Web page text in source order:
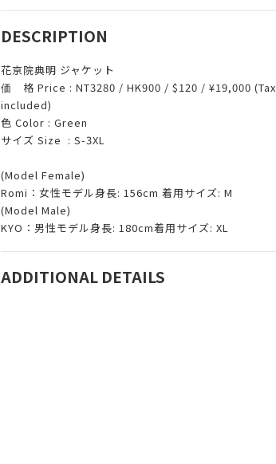
DESCRIPTION
花京院典明 ジャケット
価 格 Price : NT3280 / HK900 / $120 / ¥19,000 (Tax
included)
色 Color : Green
サイズ Size : S-3XL
(Model Female)
Romi：女性モデル身長: 156cm 着用サイズ: M
(Model Male)
KYO：男性モデル身長: 180cm着用サイズ: XL
ADDITIONAL DETAILS